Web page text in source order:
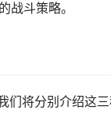
战斗策略。
们将分别介绍这